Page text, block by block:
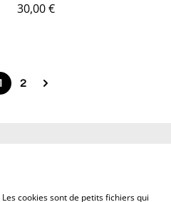
30,00 €
2
confidentialité
cookies sont de petits fichiers qui